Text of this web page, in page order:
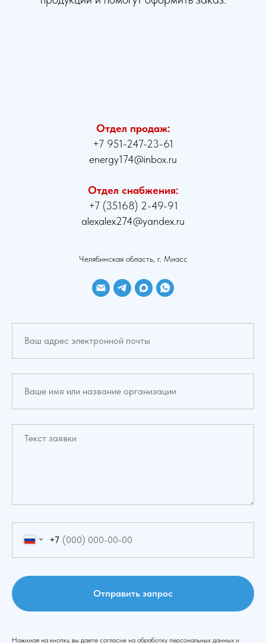
Отдел продаж:
+7 951-247-23-61
energy174@inbox.ru
Отдел снабжения:
+7 (35168) 2-49-91
alexalex274@yandex.ru
Челябинская область, г. Миасс
+7
Отправить запрос
Нажимая на кнопку, вы даете согласие на обработку персональных данных и